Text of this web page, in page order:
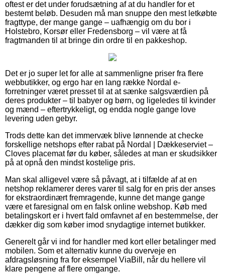
oftest er det under forudsætning af at du handler for et
bestemt beløb. Desuden må man snuppe den mest letkøbte
fragttype, der mange gange – uafhængig om du bor i
Holstebro, Korsør eller Fredensborg – vil være at få
fragtmanden til at bringe din ordre til en pakkeshop.
Det er jo super let for alle at sammenligne priser fra flere
webbutikker, og ergo har en lang række Nordal e-
forretninger været presset til at at sænke salgsværdien på
deres produkter – til babyer og børn, og ligeledes til kvinder
og mænd – eftertrykkeligt, og endda nogle gange love
levering uden gebyr.
Trods dette kan det immervæk blive lønnende at checke
forskellige netshops efter rabat på Nordal | Dækkeserviet –
Cloves placemat før du køber, således at man er skudsikker
på at opnå den mindst kostelige pris.
Man skal alligevel være så påvagt, at i tilfælde af at en
netshop reklamerer deres varer til salg for en pris der anses
for ekstraordinært fremragende, kunne det mange gange
være et faresignal om en falsk online webshop. Køb med
betalingskort er i hvert fald omfavnet af en bestemmelse, der
dækker dig som køber imod snydagtige internet butikker.
Generelt går vi ind for handler med kort eller betalinger med
mobilen. Som et alternativ kunne du overveje en
afdragsløsning fra for eksempel ViaBill, når du hellere vil
klare pengene af flere omgange.